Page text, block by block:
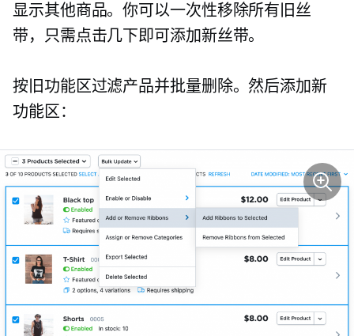
显示其他商品。你可以一次性移除所有旧丝
带，只需点击几下即可添加新丝带。
按旧功能区过滤产品并批量删除。然后添加新
功能区：